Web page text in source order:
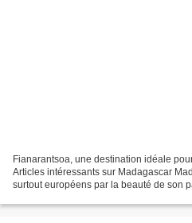
Fianarantsoa, une destination idéale
Articles intéressants sur Madagascar
surtout européens par la beauté de son